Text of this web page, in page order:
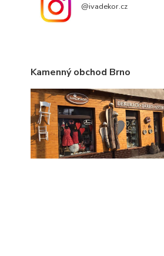
@ivadekor.cz
Kamenný obchod Brno